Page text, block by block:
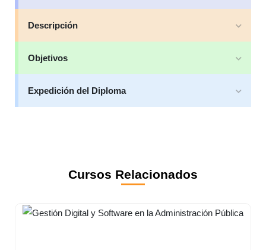
Descripción
Objetivos
Expedición del Diploma
Cursos Relacionados